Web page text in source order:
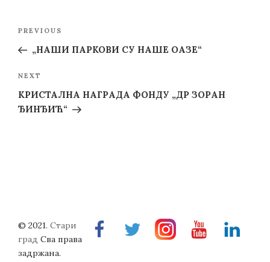
Previous
Post
PREVIOUS
„НАШИ ПАРКОВИ СУ НАШЕ ОАЗЕ“
Next
Post
NEXT
КРИСТАЛНА НАГРАДА ФОНДУ „ДР ЗОРАН
ЂИНЂИЋ“
FacebookTwitterInstragramYoutubeLinkedin
© 2021. Стари
град Сва права
задржана.